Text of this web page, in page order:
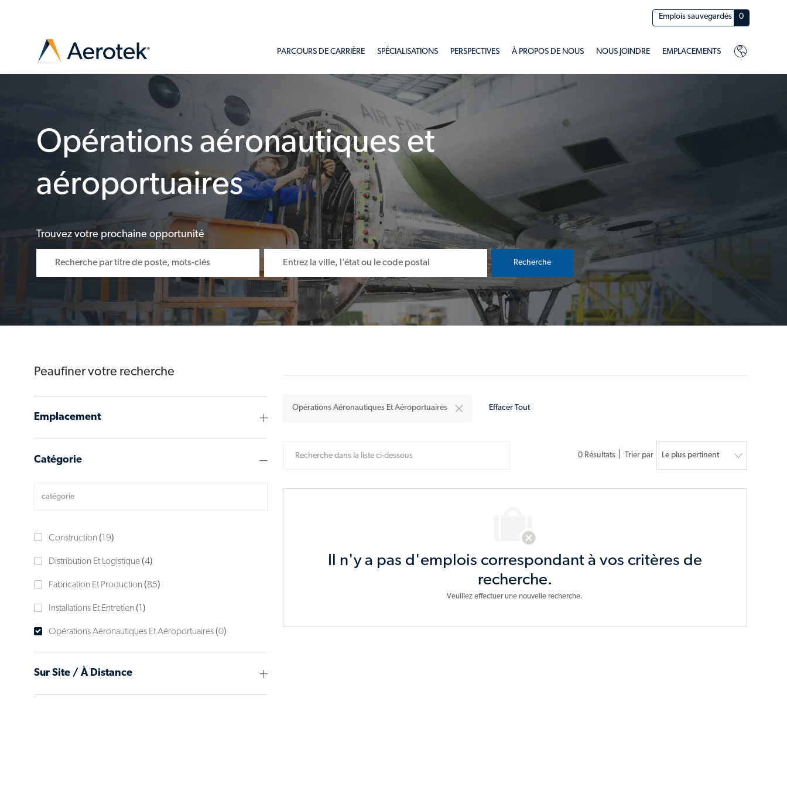
Emplois sauvegardés
0
PARCOURS DE CARRIÈRE SPÉCIALISATIONS PERSPECTIVES À PROPOS DE NOUS NOUS JOINDRE EMPLACEMENTS
Opérations aéronautiques et
aéroportuaires
Trouvez votre prochaine opportunité
Recherche
Peaufiner votre recherche
Emplacement
Catégorie
catégorie
Construction (19)
Distribution Et Logistique(4)
Fabrication Et Production (85)
Installations Et Entretien ( )
Opérations Aéronautiques Et Aéroportuaires(0)
Sur Site / À Distance
Opérations Aéronautiques Et Aéroportuaires Effacer Tout
0 Résultats Trier par
Il n'y a pas d'emplois correspondant à vos critères de
recherche.
Veuillez effectuer une nouvelle recherche.